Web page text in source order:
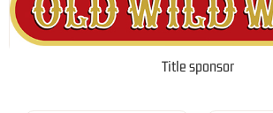
Title sponsor